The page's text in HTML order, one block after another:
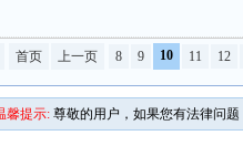
首页 上一页 8 9 10 11 12
馨提示: 尊敬的用户，如果您有法律问